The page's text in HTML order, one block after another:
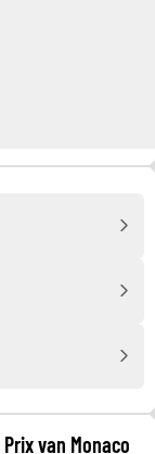
van Monaco